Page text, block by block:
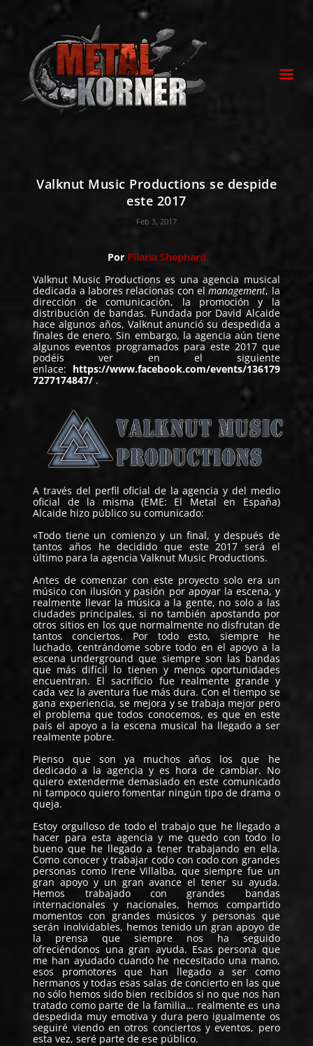
Valknut Music Productions se despide
este 2017
Feb 3, 2017
Por Pilaria Shephard
Valknut Music Productions es una agencia musical
dedicada a labores relacionas con elmanagement, la
dirección de comunicación, la promoción y la
distribución de bandas. Fundada por David Alcaide
hace algunos años, Valknut anunció su despedida a
finales de enero. Sin embargo, la agencia aún tiene
algunos eventos programados para este 2017 que
podéis ver en el siguiente
enlace: https://www.facebook.com/events/136179
7277174847/ .
A través del perfil oficial de la agencia y del medio
oficial de la misma (EME: El Metal en España)
Alcaide hizo público su comunicado:
«Todo tiene un comienzo y un final, y después de
tantos años he decidido que este 2017 será el
último para la agencia Valknut Music Productions.
Antes de comenzar con este proyecto solo era un
músico con ilusión y pasión por apoyar la escena, y
realmente llevar la música a la gente, no solo a las
ciudades principales, si no también apostando por
otros sitios en los que normalmente no disfrutan de
tantos conciertos. Por todo esto, siempre he
luchado, centrándome sobre todo en el apoyo a la
escena underground que siempre son las bandas
que más difícil lo tienen y menos oportunidades
encuentran. El sacrificio fue realmente grande y
cada vez la aventura fue más dura. Con el tiempo se
gana experiencia, se mejora y se trabaja mejor pero
el problema que todos conocemos, es que en este
país el apoyo a la escena musical ha llegado a ser
realmente pobre.
Pienso que son ya muchos años los que he
dedicado a la agencia y es hora de cambiar. No
quiero extenderme demasiado en este comunicado
ni tampoco quiero fomentar ningún tipo de drama o
queja.
Estoy orgulloso de todo el trabajo que he llegado a
hacer para esta agencia y me quedo con todo lo
bueno que he llegado a tener trabajando en ella.
Como conocer y trabajar codo con codo con grandes
personas como Irene Villalba, que siempre fue un
gran apoyo y un gran avance el tener su ayuda.
Hemos trabajado con grandes bandas
internacionales y nacionales, hemos compartido
momentos con grandes músicos y personas que
serán inolvidables, hemos tenido un gran apoyo de
la prensa que siempre nos ha seguido
ofreciéndonos una gran ayuda. Esas persona que
me han ayudado cuando he necesitado una mano,
esos promotores que han llegado a ser como
hermanos y todas esas salas de concierto en las que
no sólo hemos sido bien recibidos si no que nos han
tratado como parte de la familia… realmente es una
despedida muy emotiva y dura pero igualmente os
seguiré viendo en otros conciertos y eventos, pero
esta vez, seré parte de ese público.